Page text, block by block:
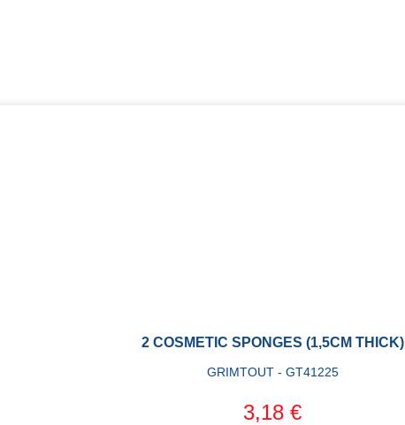
2 COSMETIC SPONGES (1,5CM THICK)
GRIMTOUT - GT41225
3,18 €